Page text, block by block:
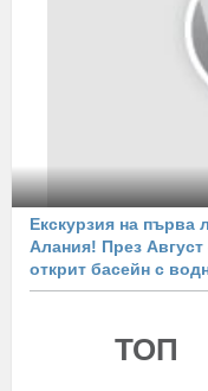
Екскурзия на първа
Алания! През
открит басейн с
ТОП